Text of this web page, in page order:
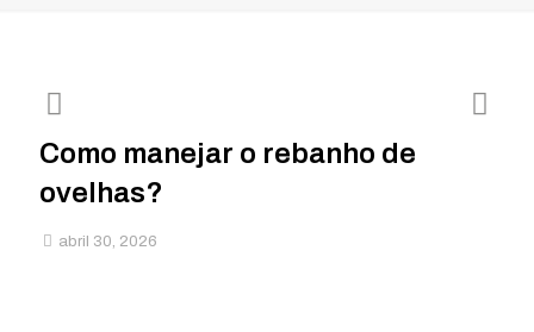
Como manejar o rebanho de
ovelhas?
abril 30, 2026